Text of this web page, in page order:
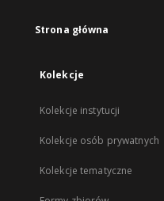
Strona główna
Kolekcje
Kolekcje instytucji
Kolekcje osób prywatnych
Kolekcje tematyczne